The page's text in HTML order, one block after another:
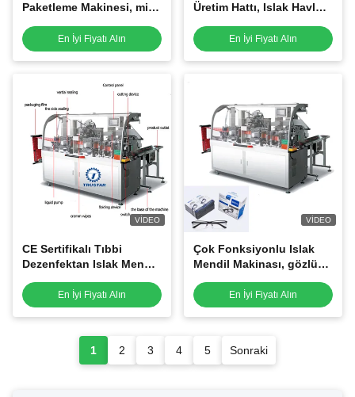
Paketleme Makinesi, mini
paketleme makinesi
En İyi Fiyatı Alın
Üretim Hattı, Islak Havlu
En İyi Fiyatı Alın
VIDEO
CE Sertifikalı Tıbbi
Dezenfektan Islak Mendil
En İyi Fiyatı Alın
VIDEO
Çok Fonksiyonlu Islak
Mendil Makinası, gözlük
paketleme makinası
En İyi Fiyatı Alın
1 2 3 4 5 Sonraki